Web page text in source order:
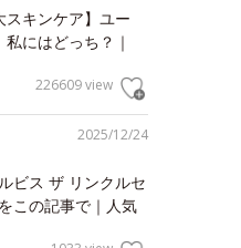
スキンケア】ユー
にはどっち？｜
226609 view
2025/12/24
ビス ザ リンクルセ
この記事で｜人気